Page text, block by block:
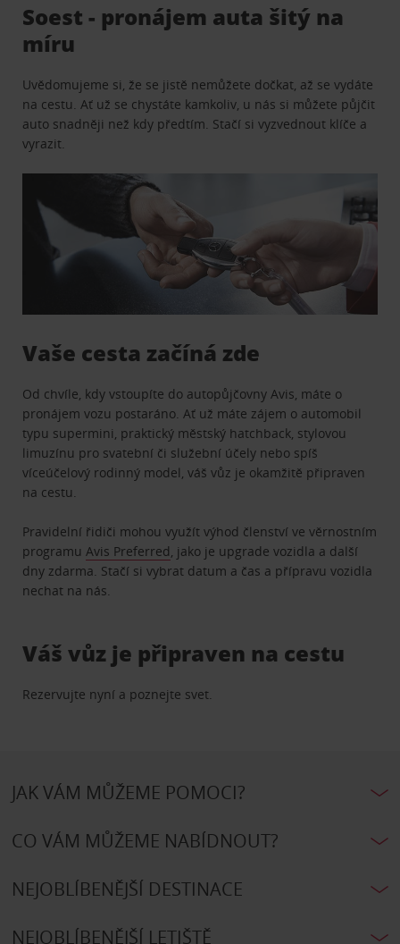
Soest - pronájem auta šitý na
míru
Uvědomujeme si, že se jistě nemůžete dočkat, až se vydáte
na cestu. Ať už se chystáte kamkoliv, u nás si můžete půjčit
auto snadněji než kdy předtím. Stačí si vyzvednout klíče a
vyrazit.
Vaše cesta začíná zde
Od chvíle, kdy vstoupíte do autopůjčovny Avis, máte o
pronájem vozu postaráno. Ať už máte zájem o automobil
typu supermini, praktický městský hatchback, stylovou
limuzínu pro svatební či služební účely nebo spíš
víceúčelový rodinný model, váš vůz je okamžitě připraven
na cestu.
Pravidelní řidiči mohou využít výhod členství ve věrnostním
programuAvis Preferred, jako je upgrade vozidla a další
dny zdarma. Stačí si vybrat datum a čas a přípravu vozidla
nechat na nás.
Váš vůz je připraven na cestu
Rezervujte nyní a poznejte svet.
JAK VÁM MŮŽEME POMOCI?
CO VÁM MŮŽEME NABÍDNOUT?
NEJOBLÍBENĚJŠÍ DESTINACE
NEJOBLÍBENĚJŠÍ LETIŠTĚ